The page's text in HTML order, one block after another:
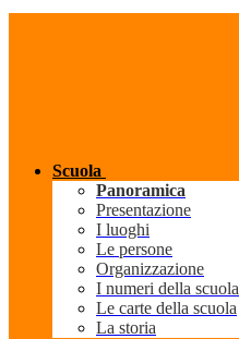
Scuola
Panoramica
Presentazione
I luoghi
Le persone
Organizzazione
I numeri della scuola
Le carte della scuola
La storia